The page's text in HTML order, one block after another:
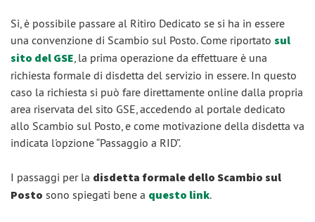
Si, è possibile passare al Ritiro Dedicato se si ha in essere
una convenzione di Scambio sul Posto. Come riportato sul
sito del GSE, la prima operazione da effettuare è una
richiesta formale di disdetta del servizio in essere. In questo
caso la richiesta si può fare direttamente online dalla propria
area riservata del sito GSE, accedendo al portale dedicato
allo Scambio sul Posto, e come motivazione della disdetta va
indicata l'opzione “Passaggio a RID”.
I passaggi per la disdetta formale dello Scambio sul
Posto sono spiegati bene a questo link.